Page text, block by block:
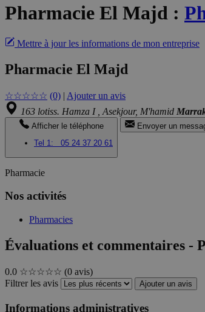
Pharmacie El Majd :
Mettre à jour les informations de mon entreprise
Pharmacie El Majd
☆☆☆☆☆ (0) | Ajouter un avis
163 lotiss. Hamza I , Asekjour, M'hamid
Afficher le téléphone
Tel 1:
05 24 37 20 61
Envoyer un
Pharmacie
Nos activités
Pharmacies
Évaluations et commentaires -
0.0 ☆☆☆☆☆ (0 avis)
Filtrer les avis
Ajouter un avis
Informations administratives